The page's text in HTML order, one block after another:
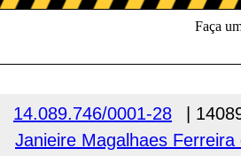
14.089.746/0001-28
|
Janieire Magalhaes Ferreira